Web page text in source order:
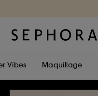
Vibes Maquillage